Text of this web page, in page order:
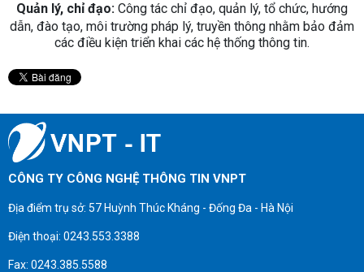
Quản lý, chỉ đạo: Công tác chỉ đạo, quản lý, tổ chức, hướng
dẫn, đào tạo, môi trường pháp lý, truyền thông nhằm bảo đảm
các điều kiện triển khai các hệ thống thông tin.
CÔNG TY CÔNG NGHỆ THÔNG TIN VNPT
Địa điểm trụ sở: 57 Huỳnh Thúc Kháng - Đống Đa - Hà Nội
Điện thoại: 0243.553.3388
Fax: 0243.385.5588